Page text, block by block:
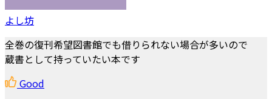
よし坊
全巻の復刊希望図書館でも借りられない場合が多いので
蔵書として持っていたい本です
Good